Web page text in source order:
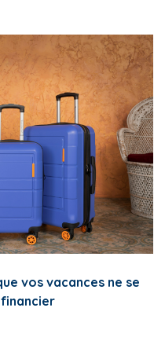
vos vacances ne se